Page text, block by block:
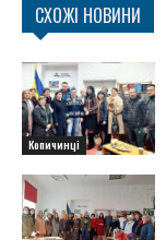
СХОЖІ НОВИНИ
Копичинці